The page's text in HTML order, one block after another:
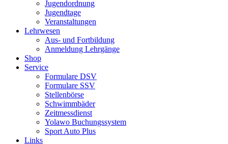
Jugendordnung
Jugendtage
Veranstaltungen
Lehrwesen
Aus- und Fortbildung
Anmeldung Lehrgänge
Shop
Service
Formulare DSV
Formulare SSV
Stellenbörse
Schwimmbäder
Zeitmessdienst
Yolawo Buchungssystem
Sport Auto Plus
Links